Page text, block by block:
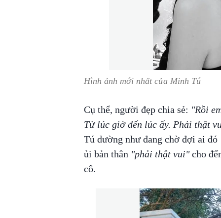
Hình ảnh mới nhất của Minh Tú
Cụ thể, người đẹp chia sẻ: "Rồi
Từ lúc giờ đến lúc ấy. Phải thật
Tú dường như đang chờ đợi ai đó
ủi bản thân "phải thật vui"cho
cô.